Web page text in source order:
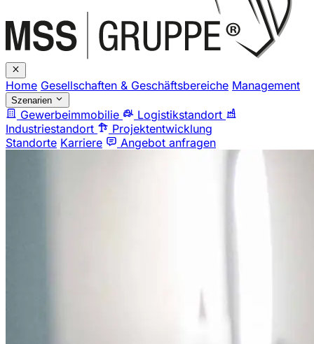
Home Gesellschaften & Geschäftsbereiche Management
Szenarien
Gewerbeimmobilie
Logistikstandort
Industriestandort
Projektentwicklung
Standorte Karriere Angebot anfragen